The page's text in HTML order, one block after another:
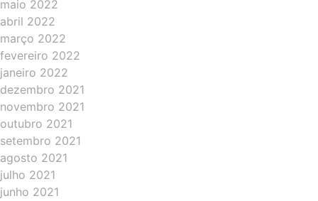
maio 2022
abril 2022
março 2022
fevereiro 2022
janeiro 2022
dezembro 2021
novembro 2021
outubro 2021
setembro 2021
agosto 2021
julho 2021
junho 2021